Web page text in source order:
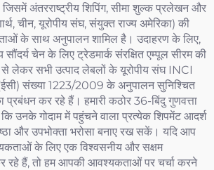
अंतरराष्ट्रीय शिपिंग, सीमा शुल्क प्रलेखन और
चीन, यूरोपीय संघ, संयुक्त राज्य अमेरिका) की
के साथ अनुपालन शामिल है। उदाहरण के लिए,
सौंदर्य चेन के लिए ट्रेडमार्क संरक्षित एम्पूल सीरम की
से लेकर सभी उत्पाद लेबलों के यूरोपीय संघ INCI
संख्या 1223/2009 के अनुपालन सुनिश्चित
कर रहे हैं। हमारी कठोर 36-बिंदु गुणवत्ता
उनके गोदाम में पहुंचने वाला प्रत्येक शिपमेंट आदर्श
और उपभोक्ता भरोसा बनाए रख सकें। यदि आप
के लिए एक विश्वसनीय और सक्षम
रहे हैं, तो हम आपकी आवश्यकताओं पर चर्चा करने